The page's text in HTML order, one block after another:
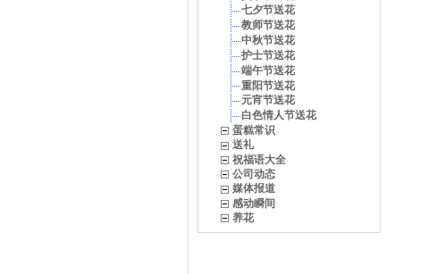
七夕节送花
教师节送花
中秋节送花
护士节送花
端午节送花
重阳节送花
元宵节送花
白色情人节送花
蛋糕常识
送礼
祝福语大全
公司动态
媒体报道
感动瞬间
养花